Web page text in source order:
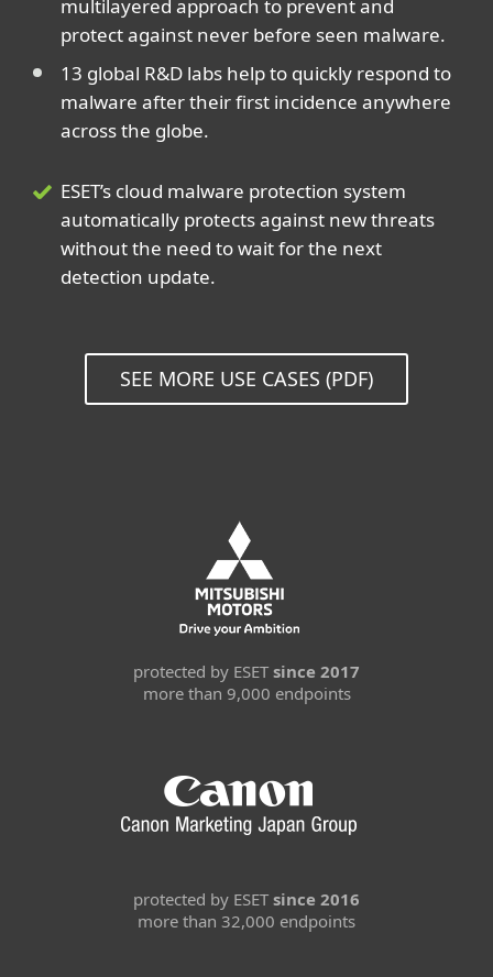
multilayered approach to prevent and
protect against never before seen malware.
13 global R&D labs help to quickly respond to
malware after their first incidence anywhere
across the globe.
ESET’s cloud malware protection system
automatically protects against new threats
without the need to wait for the next
detection update.
SEE MORE USE CASES (PDF)
protected by ESET since 2017
more than 9,000 endpoints
protected by ESET since 2016
more than 32,000 endpoints